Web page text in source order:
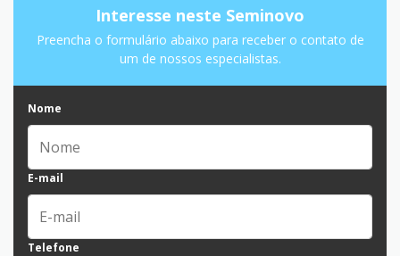
Interesse neste Seminovo
Preencha o formulário abaixo para receber o contato de
um de nossos especialistas.
Nome
E-mail
Telefone